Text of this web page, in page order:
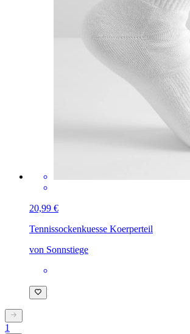
20,99 €
Tennissockenkuesse Koerperteil
von Sonnstiege
1